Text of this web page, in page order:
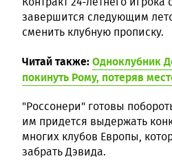
завершится следующим
сменить клубную прописку.
Читай также:Одноклубник
покинуть Рому, потеряв
"Россонери" готовы
им придется выдержать
многих клубов Европы,
забрать Дэвида.